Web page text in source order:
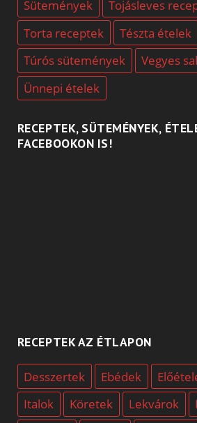
Sütemények
Tojásleves
Torta receptek
Tészta ételek
Túrós sütemények
Vegyes
Ünnepi ételek
RECEPTEK, SÜTEMÉNYEK,
FACEBOOKON IS!
RECEPTEK AZ ÉTLAPON
Desszertek Ebédek
Italok
Köretek Lekvárok